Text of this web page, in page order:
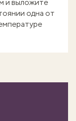
и выложите
одна от